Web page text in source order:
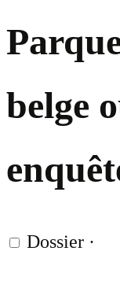
belge
Dossier ·